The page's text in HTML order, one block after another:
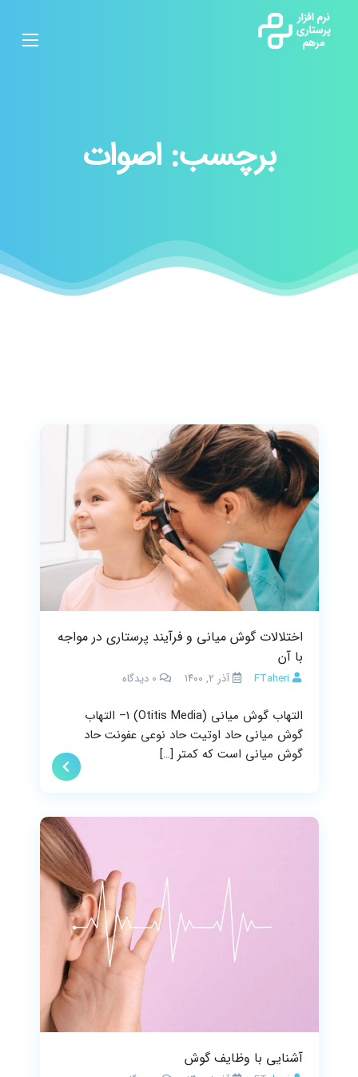
برچسب: اصوات
اختلالات گوش میانی و فرآیند پرستاری در مواجه
با آن
FTaheri آذر ۲, ۱۴۰۰ 0 دیدگاه
التهاب گوش میانی (Otitis Media) ۱– التهاب
گوش میانی حاد اوتیت حاد نوعی عفونت حاد
گوش میانی است که کمتر […]
آشنایی با وظایف گوش